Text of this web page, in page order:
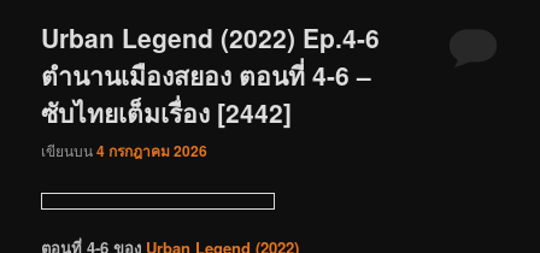
Urban Legend (2022) Ep.4-6
ตำนานเมืองสยอง ตอนที่ 4-6 –
ซับไทยเต็มเรื่อง [2442]
เขียนบน4 กรกฎาคม 2026
ตอนที่ 4-6 ของ Urban Legend (2022)